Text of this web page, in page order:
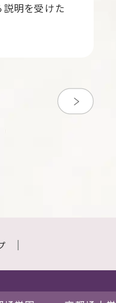
説明を受けた